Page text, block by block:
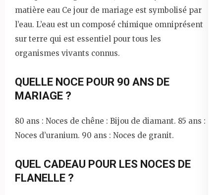
matière eau Ce jour de mariage est symbolisé par
l’eau. L’eau est un composé chimique omniprésent
sur terre qui est essentiel pour tous les
organismes vivants connus.
QUELLE NOCE POUR 90 ANS DE
MARIAGE ?
80 ans : Noces de chêne : Bijou de diamant. 85 ans :
Noces d’uranium. 90 ans : Noces de granit.
QUEL CADEAU POUR LES NOCES DE
FLANELLE ?